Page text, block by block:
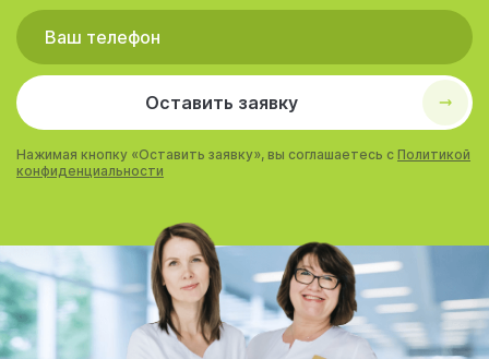
Оставить заявку
Нажимая кнопку «Оставить заявку», вы соглашаетесь с Политикой
конфиденциальности